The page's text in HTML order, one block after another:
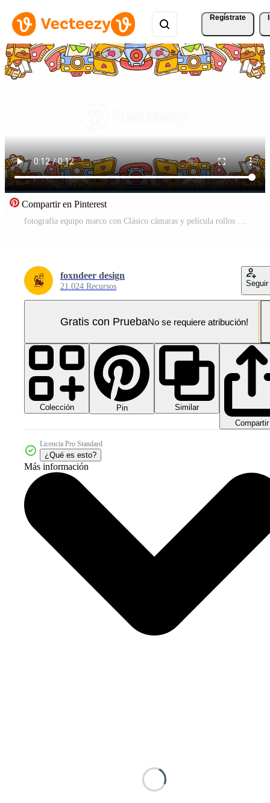
Regístrate
Compartir en Pinterest
fotografía equipo marco con Clásico cámaras y película rollos Vídeo Pro
foxndeer design
21.024 Recursos Seguir
Gratis con PruebaNo se requiere atribución!
Colección Pin
Similar
Compartir
Licencia Pro Standard
¿Qué es esto?
Más información